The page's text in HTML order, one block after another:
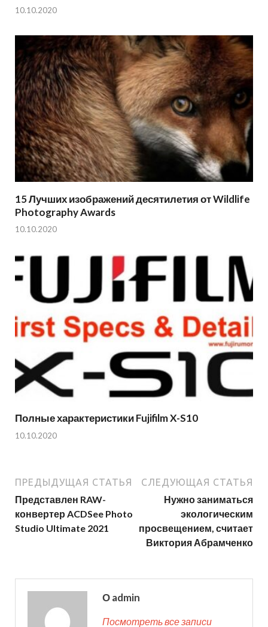
10.10.2020
15 Лучших изображений десятилетия от Wildlife
Photography Awards
10.10.2020
Полные характеристики Fujifilm X-S10
10.10.2020
ПРЕДЫДУЩАЯ СТАТЬЯ
Представлен RAW-
конвертер ACDSee Photo
Studio Ultimate 2021
СЛЕДУЮЩАЯ СТАТЬЯ
Нужно заниматься
экологическим
просвещением, считает
Виктория Абрамченко
О admin
Посмотреть все записи